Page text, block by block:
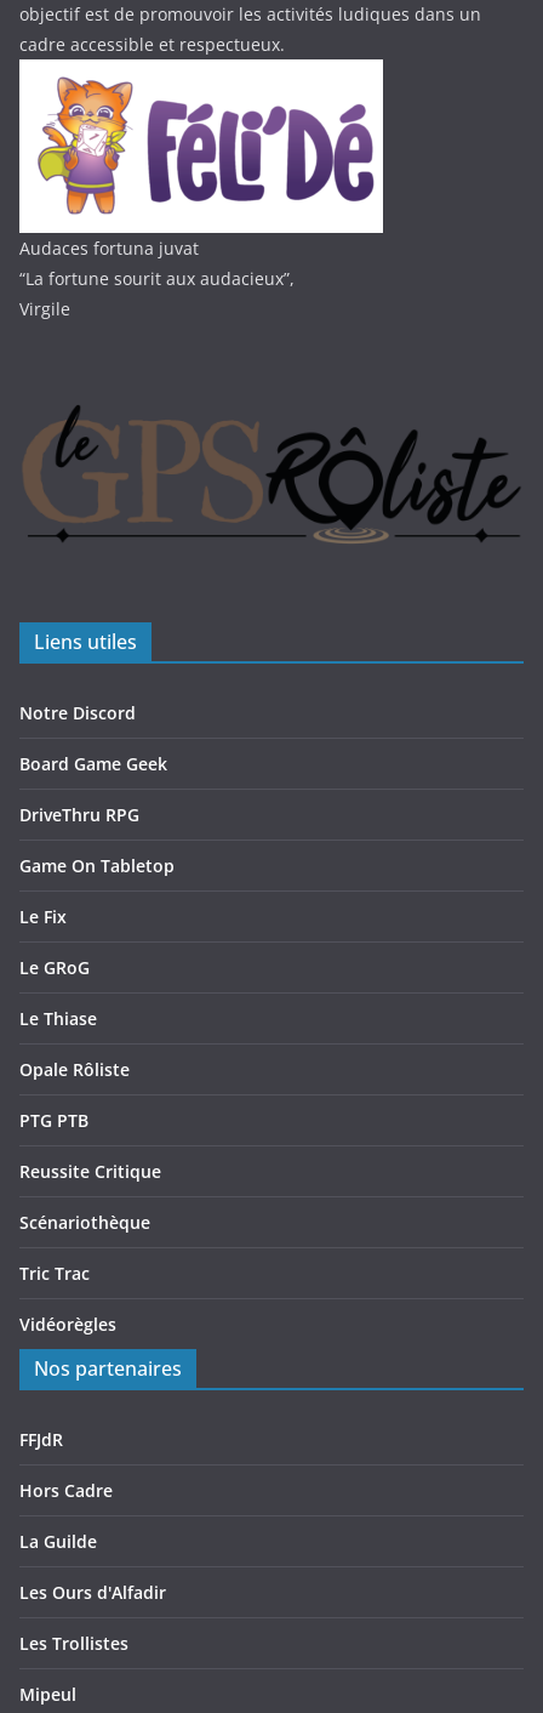
objectif est de promouvoir les activités ludiques dans un
cadre accessible et respectueux.
Audaces fortuna juvat
“La fortune sourit aux audacieux”,
Virgile
Liens utiles
Notre Discord
Board Game Geek
DriveThru RPG
Game On Tabletop
Le Fix
Le GRoG
Le Thiase
Opale Rôliste
PTG PTB
Reussite Critique
Scénariothèque
Tric Trac
Vidéorègles
Nos partenaires
FFJdR
Hors Cadre
La Guilde
Les Ours d'Alfadir
Les Trollistes
Mipeul